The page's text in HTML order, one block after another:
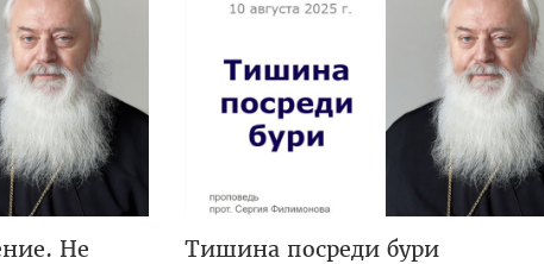
Не
Тишина посреди бури